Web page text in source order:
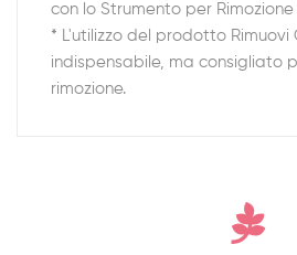
con lo Strumento per Rimozione
* L'utilizzo del prodotto Rimuovi
indispensabile, ma consigliato
rimozione.